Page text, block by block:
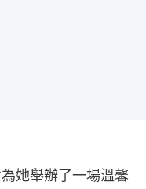
她舉辦了一場溫馨